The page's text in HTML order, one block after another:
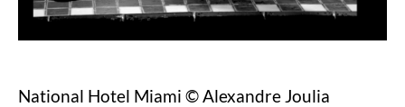
National Hotel Miami © Alexandre Joulia